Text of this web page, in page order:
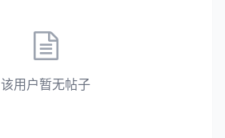
该用户暂无帖子